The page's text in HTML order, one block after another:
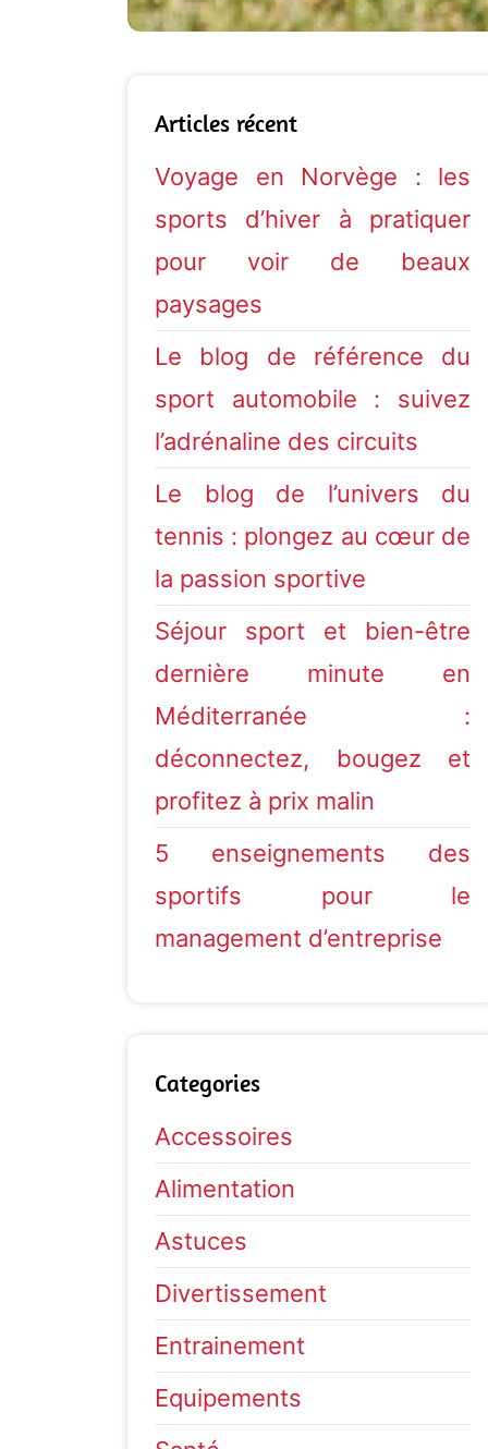
Articles récent
Voyage en Norvège : les
sports d’hiver à pratiquer
pour voir de beaux
paysages
Le blog de référence du
sport automobile : suivez
l’adrénaline des circuits
Le blog de l’univers du
tennis : plongez au cœur de
la passion sportive
Séjour sport et bien-être
dernière minute en
Méditerranée :
déconnectez, bougez et
profitez à prix malin
5 enseignements des
sportifs pour le
management d’entreprise
Categories
Accessoires
Alimentation
Astuces
Divertissement
Entrainement
Equipements